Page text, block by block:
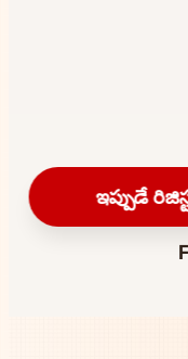
ఇప్పుడే